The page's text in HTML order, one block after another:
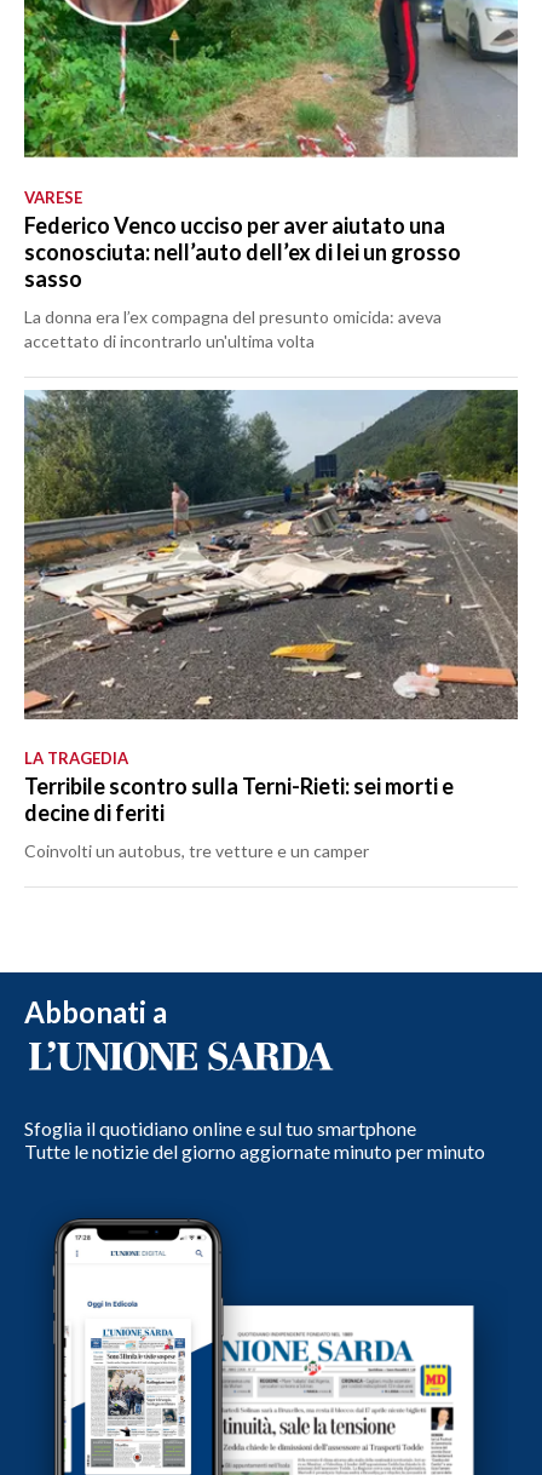
VARESE
Federico Venco ucciso per aver aiutato una
sconosciuta: nell’auto dell’ex di lei un grosso
sasso
La donna era l’ex compagna del presunto omicida: aveva
accettato di incontrarlo un'ultima volta
LA TRAGEDIA
Terribile scontro sulla Terni-Rieti: sei morti e
decine di feriti
Coinvolti un autobus, tre vetture e un camper
Abbonati a
Sfoglia il quotidiano online e sul tuo smartphone
Tutte le notizie del giorno aggiornate minuto per minuto